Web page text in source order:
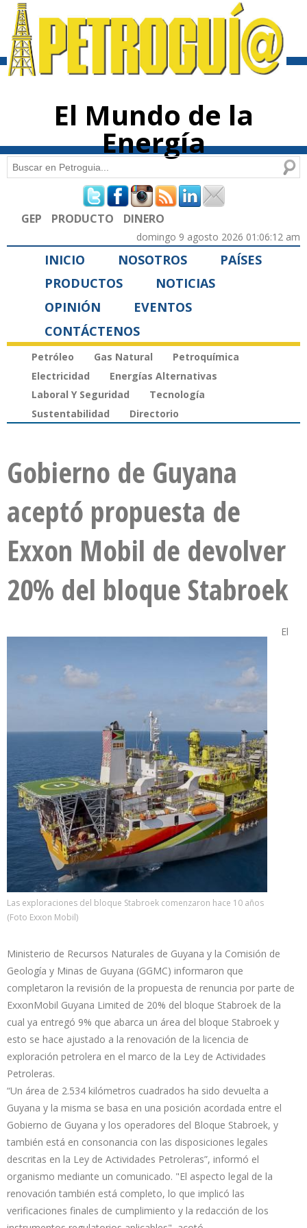
contenido
El Mundo de la
Energía
Formulario de búsqueda
Buscar
GEP PRODUCTO DINERO
domingo 9 agosto 2026 01:06:12 am
INICIO NOSOTROS
PAÍSES
PRODUCTOS
NOTICIAS
OPINIÓN
EVENTOS
CONTÁCTENOS
Petróleo Gas Natural
Petroquímica
Electricidad
Energías Alternativas
Laboral Y Seguridad
Tecnología
Sustentabilidad
Directorio
Gobierno de Guyana
aceptó propuesta de
Exxon Mobil de devolver
20% del bloque Stabroek
Las exploraciones del bloque Stabroek comenzaron hace 10 años
(Foto Exxon Mobil)
El
Ministerio de Recursos Naturales de Guyana y la Comisión de
Geología y Minas de Guyana (GGMC) informaron que
completaron la revisión de la propuesta de renuncia por parte de
ExxonMobil Guyana Limited de 20% del bloque Stabroek de la
cual ya entregó 9% que abarca un área del bloque Stabroek y
esto se hace ajustado a la renovación de la licencia de
exploración petrolera en el marco de la Ley de Actividades
Petroleras.
“Un área de 2.534 kilómetros cuadrados ha sido devuelta a
Guyana y la misma se basa en una posición acordada entre el
Gobierno de Guyana y los operadores del Bloque Stabroek, y
también está en consonancia con las disposiciones legales
descritas en la Ley de Actividades Petroleras”, informó el
organismo mediante un comunicado. "El aspecto legal de la
renovación también está completo, lo que implicó las
verificaciones finales de cumplimiento y la redacción de los